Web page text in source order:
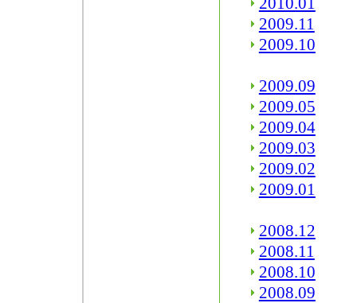
2009.11
2009.10
2009.09
2009.05
2009.04
2009.03
2009.02
2009.01
2008.12
2008.11
2008.10
2008.09